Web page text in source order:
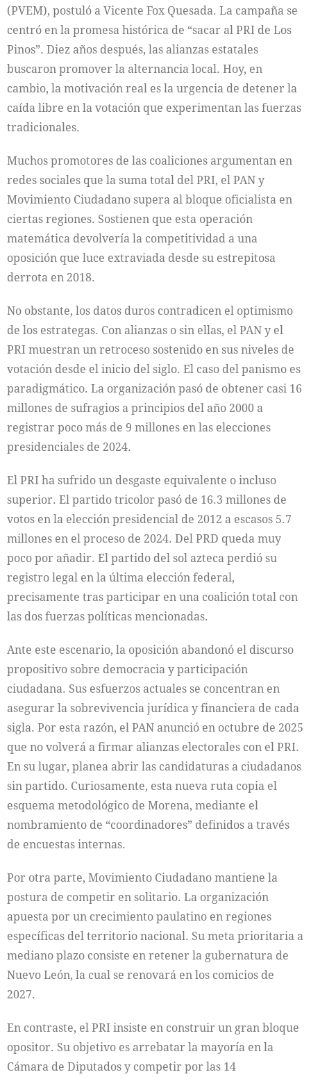
(PVEM), postuló a Vicente Fox Quesada. La campaña se
centró en la promesa histórica de “sacar al PRI de Los
Pinos”. Diez años después, las alianzas estatales
buscaron promover la alternancia local. Hoy, en
cambio, la motivación real es la urgencia de detener la
caída libre en la votación que experimentan las fuerzas
tradicionales.
Muchos promotores de las coaliciones argumentan en
redes sociales que la suma total del PRI, el PAN y
Movimiento Ciudadano supera al bloque oficialista en
ciertas regiones. Sostienen que esta operación
matemática devolvería la competitividad a una
oposición que luce extraviada desde su estrepitosa
derrota en 2018.
No obstante, los datos duros contradicen el optimismo
de los estrategas. Con alianzas o sin ellas, el PAN y el
PRI muestran un retroceso sostenido en sus niveles de
votación desde el inicio del siglo. El caso del panismo es
paradigmático. La organización pasó de obtener casi 16
millones de sufragios a principios del año 2000 a
registrar poco más de 9 millones en las elecciones
presidenciales de 2024.
El PRI ha sufrido un desgaste equivalente o incluso
superior. El partido tricolor pasó de 16.3 millones de
votos en la elección presidencial de 2012 a escasos 5.7
millones en el proceso de 2024. Del PRD queda muy
poco por añadir. El partido del sol azteca perdió su
registro legal en la última elección federal,
precisamente tras participar en una coalición total con
las dos fuerzas políticas mencionadas.
Ante este escenario, la oposición abandonó el discurso
propositivo sobre democracia y participación
ciudadana. Sus esfuerzos actuales se concentran en
asegurar la sobrevivencia jurídica y financiera de cada
sigla. Por esta razón, el PAN anunció en octubre de 2025
que no volverá a firmar alianzas electorales con el PRI.
En su lugar, planea abrir las candidaturas a ciudadanos
sin partido. Curiosamente, esta nueva ruta copia el
esquema metodológico de Morena, mediante el
nombramiento de “coordinadores” definidos a través
de encuestas internas.
Por otra parte, Movimiento Ciudadano mantiene la
postura de competir en solitario. La organización
apuesta por un crecimiento paulatino en regiones
específicas del territorio nacional. Su meta prioritaria a
mediano plazo consiste en retener la gubernatura de
Nuevo León, la cual se renovará en los comicios de
2027.
En contraste, el PRI insiste en construir un gran bloque
opositor. Su objetivo es arrebatar la mayoría en la
Cámara de Diputados y competir por las 14